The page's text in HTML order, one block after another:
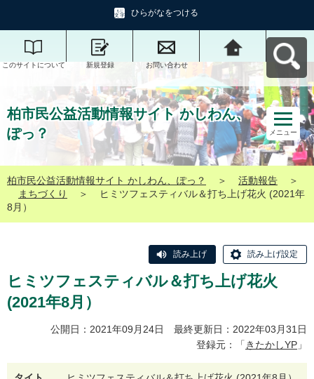
ひらがなをつける
このサイトについて 新規登録 お問い合わせ
柏市民公益活動情報
サイト かしわん、ぽ
っ？へ戻る
柏市民公益活動情報サイト かしわん、
ぽっ？
メニュー
柏市民公益活動情報サイト かしわん、ぽっ？ ＞ 活動報告
＞
まちづくり
＞
ヒミツフェスティバル＆打ち上げ花火 (2021年
8月）
読み上げ 読み上げ設定
ヒミツフェスティバル＆打ち上げ花火
(2021年8月）
公開日：2021年09月24日 最終更新日：2022年03月31日
登録元：「 きたかしYP 」